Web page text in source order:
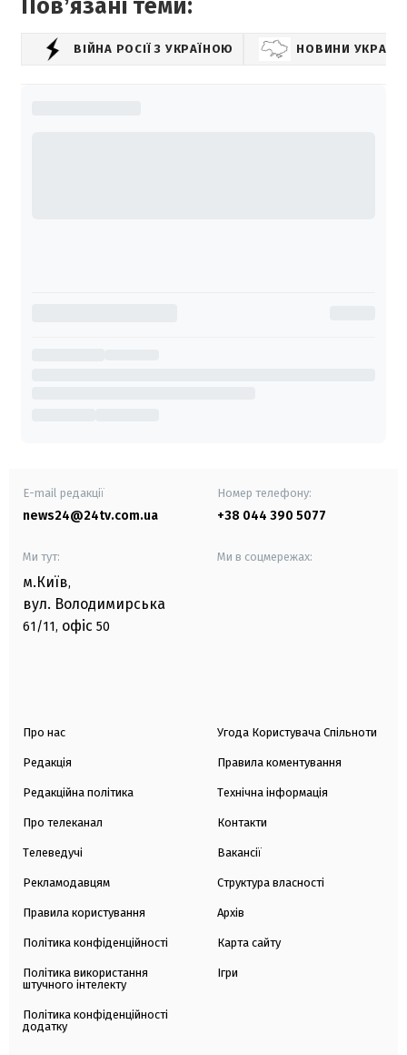
Повʼязані теми:
ВІЙНА РОСІЇ З УКРАЇНОЮ НОВИНИ
E-mail редакції
news24@24tv.com.ua
Номер телефону:
+38 044 390 5077
Ми тут:
м.Київ,
вул. Володимирська
61/11, офіс 50
Ми в соцмережах:
Про нас
Редакція
Редакційна політика
Про телеканал
Телеведучі
Рекламодавцям
Правила користування
Політика конфіденційності
Політика використання
штучного інтелекту
Політика конфіденційності
додатку
Угода Користувача Спільноти
Правила коментування
Технічна інформація
Контакти
Вакансії
Структура власності
Архів
Карта сайту
Ігри